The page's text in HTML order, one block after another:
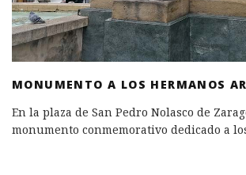
MONUMENTO A LOS HERMANOS
En la plaza de San Pedro Nolasco de
monumento conmemorativo dedicado a